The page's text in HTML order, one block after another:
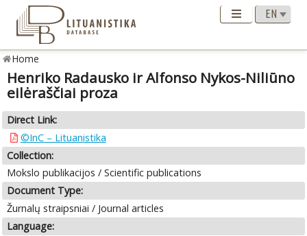
Home
Henriko Radausko ir Alfonso Nykos-Niliūno
eilėraščiai proza
Direct Link:
©InC – Lituanistika
Collection:
Mokslo publikacijos / Scientific publications
Document Type:
Žurnalų straipsniai / Journal articles
Language: